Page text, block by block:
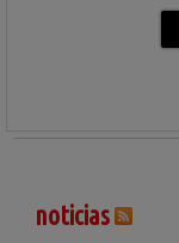
noticias